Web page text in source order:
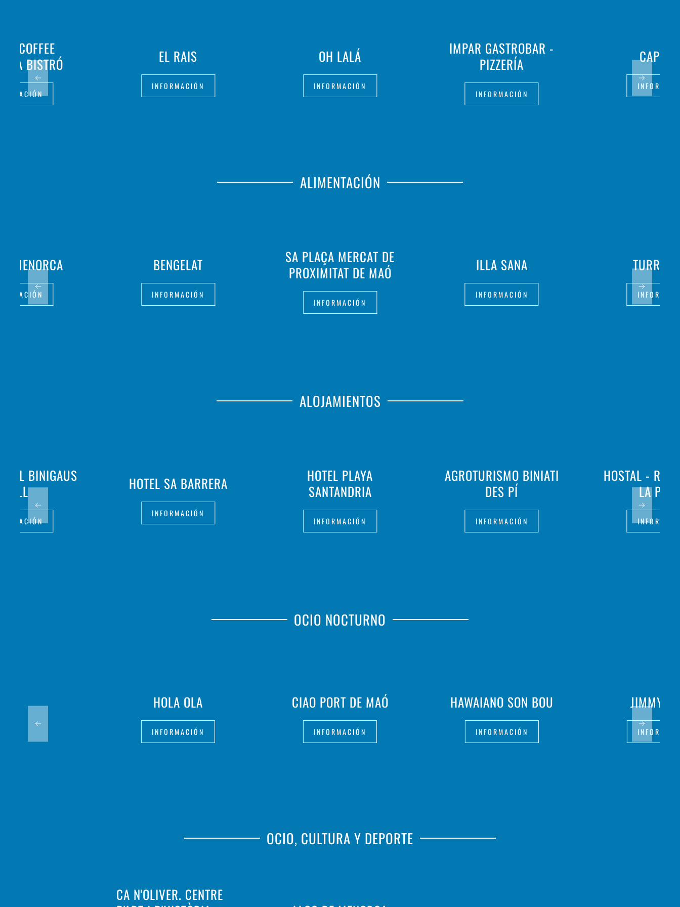
EL RAIS
INFORMACIÓN
OH LALÁ
INFORMACIÓN
IMPAR GASTROBAR -
PIZZERÍA
INFORMACIÓN
CAP
& COFFEE
BISTRÓ
ALIMENTACIÓN
BENGELAT
INFORMACIÓN
SA PLAÇA MERCAT DE
PROXIMITAT DE MAÓ
INFORMACIÓN
ILLA SANA
INFORMACIÓN
MENORCA
ALOJAMIENTOS
HOTEL SA BARRERA
INFORMACIÓN
HOTEL PLAYA
SANTANDRIA
INFORMACIÓN
AGROTURISMO BINIATI
DES PÍ
INFORMACIÓN
HOSTAL -
LA
BINIGAUS
VELL
OCIO NOCTURNO
HOLA OLA
INFORMACIÓN
CIAO PORT DE MAÓ
INFORMACIÓN
HAWAIANO SON BOU
INFORMACIÓN
JIMMY
OCIO, CULTURA Y DEPORTE
CA N'OLIVER. CENTRE